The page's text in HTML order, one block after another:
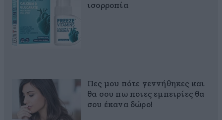
ισορροπία
Πες μου πότε γεννήθηκες και
θα σου πω ποιες εμπειρίες θα
σου έκανα δώρο!